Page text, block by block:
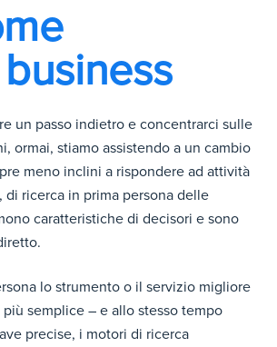
un passo indietro e concentrarci sulle
ormai, stiamo assistendo a un cambio
meno inclini a rispondere ad attività
, di ricerca in prima persona delle
caratteristiche di decisori e sono
lo strumento o il servizio migliore
semplice – e allo stesso tempo
precise, i motori di ricerca